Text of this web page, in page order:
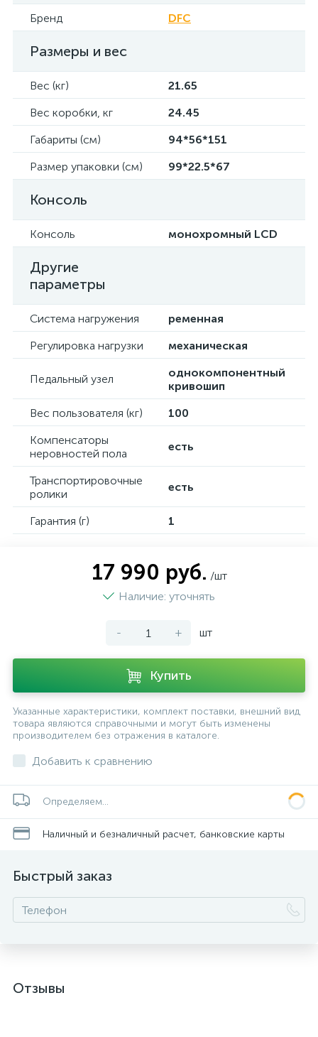
Бренд DFC
Размеры и вес
Вес (кг)
21.65
Вес коробки, кг
24.45
Габариты (см)
94*56*151
Размер упаковки (см)
99*22.5*67
Консоль
Консоль монохромный LCD
Другие
параметры
Система нагружения
ременная
Регулировка нагрузки
механическая
Педальный узел
однокомпонентный
кривошип
Вес пользователя (кг)
100
Компенсаторы
неровностей пола
есть
Транспортировочные
ролики
есть
Гарантия (г) 1
17 990 руб. /шт
Наличие: уточнять
- + шт
Купить
Указанные характеристики, комплект поставки, внешний вид
товара являются справочными и могут быть изменены
производителем без отражения в каталоге.
Добавить к сравнению
Определяем...
Наличный и безналичный расчет, банковские карты
Быстрый заказ
Отзывы